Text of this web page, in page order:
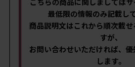
最低限の情報のみ記載し
商品説明文はこれから順次載
すが、
お問い合わせいただければ、
します。